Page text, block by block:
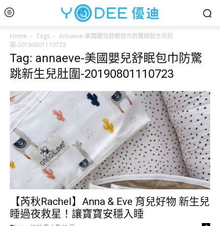
Home Tags
Annaeve-美國嬰兒舒眠包巾防驚跳新生兒肚
圍-20190801110723
Tag: annaeve-美國嬰兒舒眠包巾防驚
跳新生兒肚圍-20190801110723
【芮秋Rachel】Anna & Eve 育兒好物 新生兒
睡過夜救星！讓寶寶安穩入睡